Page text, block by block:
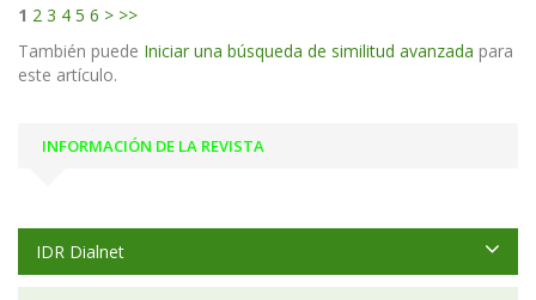
1 2 3 4 5 6 > >>
También puede Iniciar una búsqueda de similitud avanzada para
este artículo.
INFORMACIÓN DE LA REVISTA
IDR Dialnet